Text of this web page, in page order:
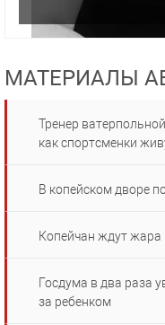
МАТЕРИАЛЫ
Тренер
как спортсменки
В копейском дворе
Копейчан ждут жара
Госдума в два раза
за ребенком